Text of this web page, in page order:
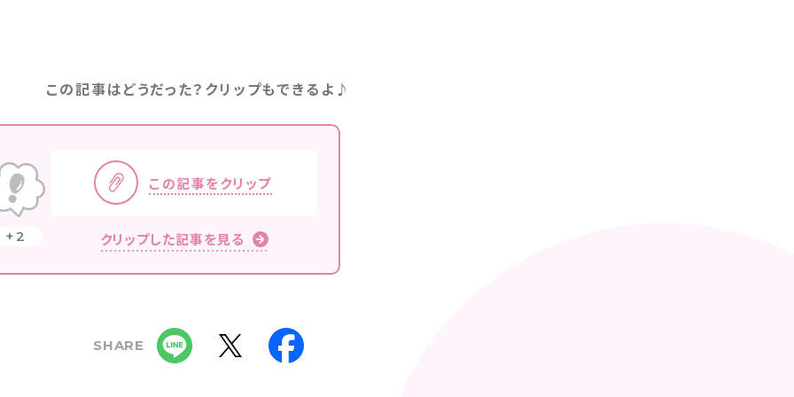
この記事はどうだった？クリップもできるよ♪
2
この記事をクリップ
クリップした記事を見る
SHARE